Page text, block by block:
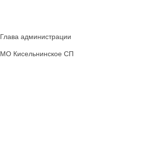
Глава администрации
МО Кисельнинское СП